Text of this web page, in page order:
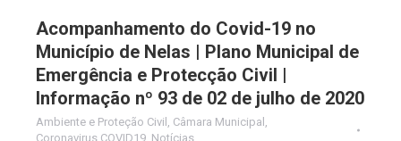
Acompanhamento do Covid-19 no
Município de Nelas | Plano Municipal de
Emergência e Protecção Civil |
Informação nº 93 de 02 de julho de 2020
Ambiente e Proteção Civil , Câmara Municipal ,
Coronavirus COVID19, Notícias